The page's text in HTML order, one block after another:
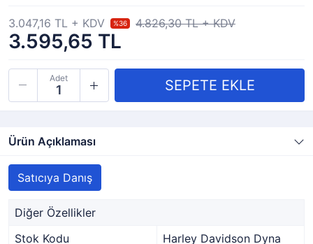
3.595,65 TL
3.047,16 TL + KDV %36 4.826,30 TL + KDV
Adet
Ürün Açıklaması
Satıcıya Danış
Diğer Özellikler
Stok Kodu
Harley Davidson Dyna